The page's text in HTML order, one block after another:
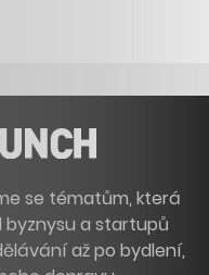
se tématům, která
byznysu a startupů
až po bydlení,